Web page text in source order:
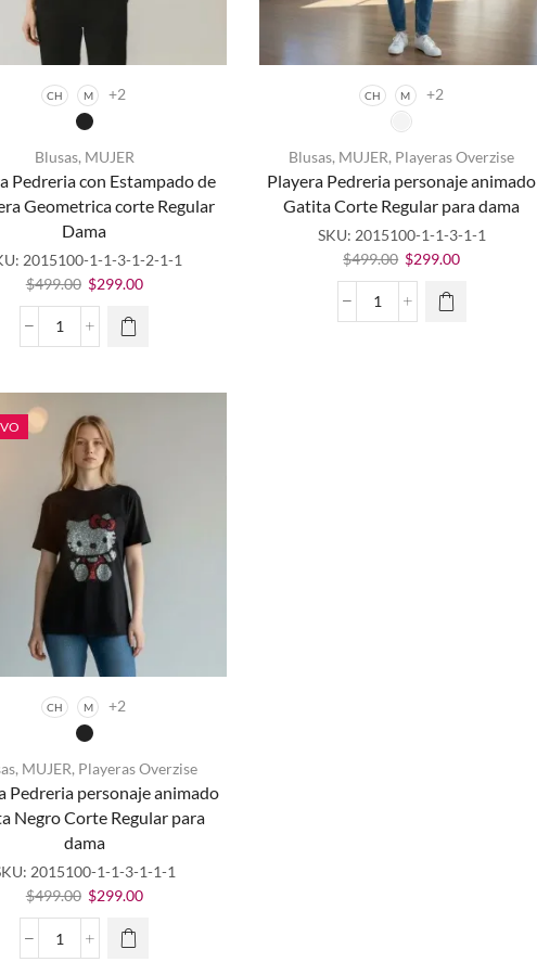
CH M +2
Blusas, MUJER
Pedreria con Estampado de
Geometrica corte Regular
Dama
2015100-1-1-3-1-2-1-1
$499.00 El
precio
original
era:
$299.00El
Playera
de
Calavera
Geometrica
corte
Regular
Dama
cantidad
Este
producto
tiene
múltiples
variantes.
Las
opciones
se
elegir en
la página
producto
CH M +2
Blusas, MUJER, Playeras Overzise
Playera Pedreria personaje animado
Gatita Corte Regular para dama
SKU: 2015100-1-1-3-1-1
$499.00 El
precio
original
era:
$299.00El
Playera
Este
producto
tiene
múltiples
variantes.
Las
opciones
se
CH M +2
, MUJER, Playeras Overzise
Pedreria personaje animado
Negro Corte Regular para
dama
2015100-1-1-3-1-1-1
$499.00 El
precio
original
era:
$299.00El
Playera
Este
producto
tiene
múltiples
variantes.
Las
opciones
se